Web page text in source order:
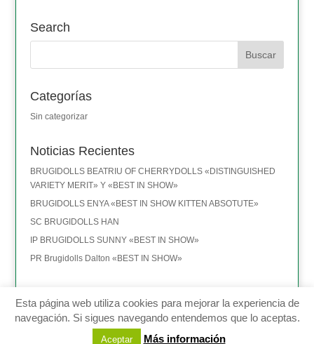
Search
Categorías
Sin categorizar
Noticias Recientes
BRUGIDOLLS BEATRIU OF CHERRYDOLLS «DISTINGUISHED
VARIETY MERIT» Y «BEST IN SHOW»
BRUGIDOLLS ENYA «BEST IN SHOW KITTEN ABSOTUTE»
SC BRUGIDOLLS HAN
IP BRUGIDOLLS SUNNY «BEST IN SHOW»
PR Brugidolls Dalton «BEST IN SHOW»
Montserrat Brugal - Terrassa (BARCELONA) - TEL: 635 411 101 -
ragdolls@brugidolls.com
Aviso legal-Política de privacidad
Esta página web utiliza cookies para mejorar la experiencia de
navegación. Si sigues navegando entendemos que lo aceptas.
Aceptar Más información